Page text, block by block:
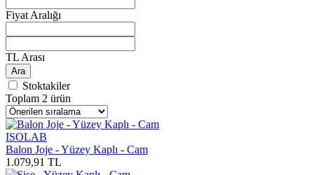
Fiyat Aralığı
TL Arası
Ara
Stoktakiler
Toplam 2 ürün
ISOLAB
Balon Joje - Yüzey Kaplı - Cam
1.079,91 TL